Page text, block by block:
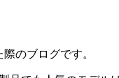
のブログです。